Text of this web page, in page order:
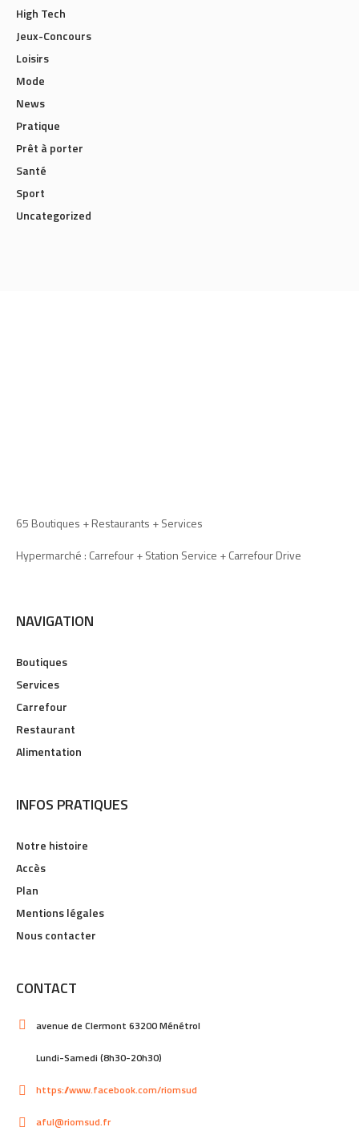
High Tech
Jeux-Concours
Loisirs
Mode
News
Pratique
Prêt à porter
Santé
Sport
Uncategorized
65 Boutiques + Restaurants + Services
Hypermarché : Carrefour + Station Service + Carrefour Drive
NAVIGATION
Boutiques
Services
Carrefour
Restaurant
Alimentation
INFOS PRATIQUES
Notre histoire
Accès
Plan
Mentions légales
Nous contacter
CONTACT
avenue de Clermont 63200 Ménétrol
Lundi-Samedi (8h30-20h30)
https://www.facebook.com/riomsud
aful@riomsud.fr